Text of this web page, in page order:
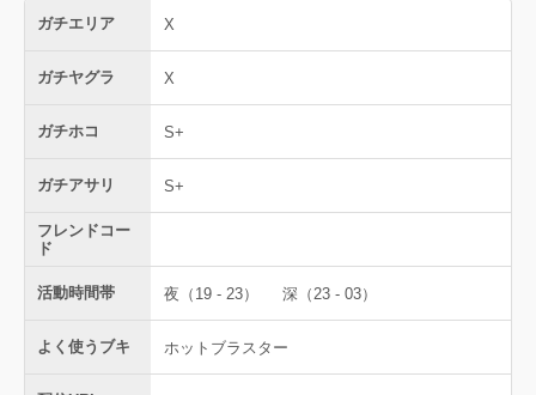
ガチエリア X
ガチヤグラ X
ガチホコ S+
ガチアサリ S+
フレンドコー
ド
活動時間帯 夜（19 - 23） 深（23 - 03）
よく使うブキ ホットブラスター